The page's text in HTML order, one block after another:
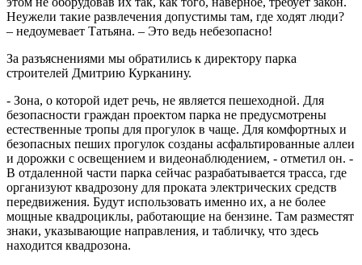
Неужели такие развлечения допустимы там, где ходят люди?
– недоумевает Татьяна. – Это ведь небезопасно!
За разъяснениями мы обратились к директору парка
строителей Дмитрию Курканину.
- Зона, о которой идет речь, не является пешеходной. Для
безопасности граждан проектом парка не предусмотрены
естественные тропы для прогулок в чаще. Для комфортных и
безопасных пеших прогулок созданы асфальтированные аллеи
и дорожки с освещением и видеонаблюдением, - отметил он. -
В отдаленной части парка сейчас разрабатывается трасса, где
организуют квадрозону для проката электрических средств
передвижения. Будут использовать именно их, а не более
мощные квадроциклы, работающие на бензине. Там разместят
знаки, указывающие направления, и табличку, что здесь
находится квадрозона.